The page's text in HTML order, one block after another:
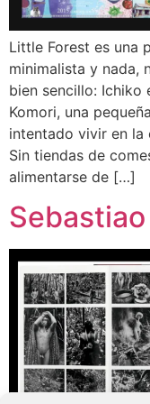
Little Forest es una
minimalista y nada,
bien sencillo: Ichiko
Komori, una
intentado vivir en la
Sin tiendas de
alimentarse de […]